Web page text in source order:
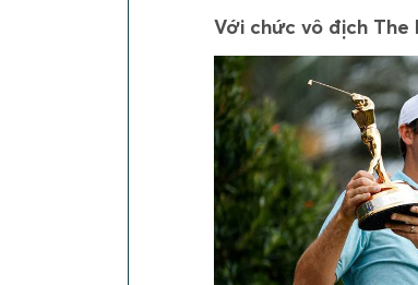
Với chức vô địch The